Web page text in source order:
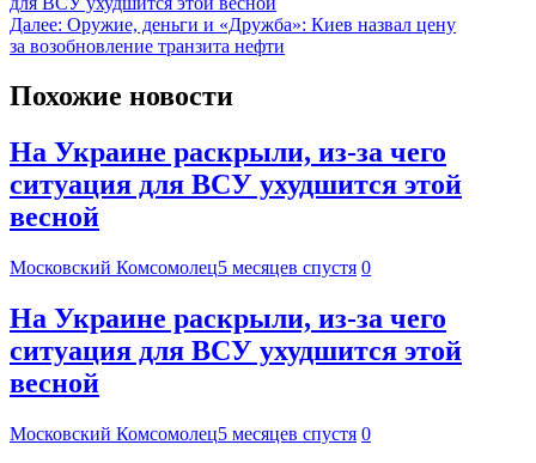
Далее: Оружие, деньги и «Дружба»: Киев назвал цену
за возобновление транзита нефти
Похожие новости
На Украине раскрыли, из-за чего
ситуация для ВСУ ухудшится этой
весной
Московский Комсомолец5 месяцев спустя 0
На Украине раскрыли, из-за чего
ситуация для ВСУ ухудшится этой
весной
Московский Комсомолец5 месяцев спустя 0